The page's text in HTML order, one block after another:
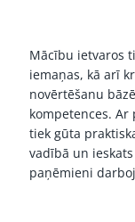
Mācību ietvaros
iemaņas, kā arī
novērtēšanu
kompetences.
tiek gūta
vadībā un
paņēmieni